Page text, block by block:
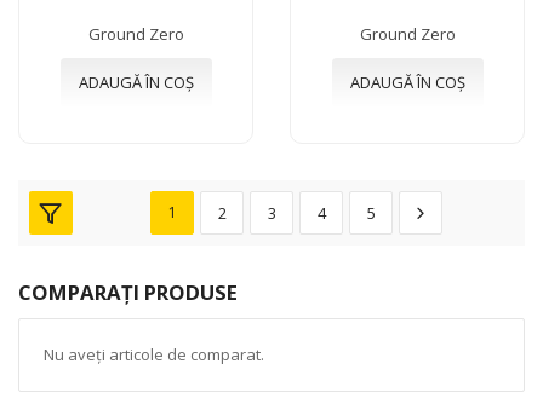
Ground Zero
ADAUGĂ ÎN COȘ
Ground Zero
ADAUGĂ ÎN COȘ
1 2 3 4 5
COMPARAȚI PRODUSE
Nu aveți articole de comparat.